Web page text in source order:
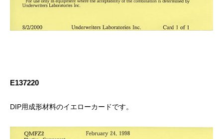
E137220
DIP用成形材料のイエローカードです。